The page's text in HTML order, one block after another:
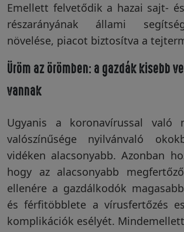
Emellett felvetődik a hazai sajt-
részarányának állami
növelése, piacot biztosítva a
Üröm az örömben: a gazdák kisebb
vannak
Ugyanis a koronavírussal való
valószínűsége nyilvánvaló
vidéken alacsonyabb. Azonban
hogy az alacsonyabb
ellenére a gazdálkodók
és férfitöbblete a vírusfertőzés
komplikációk esélyét.